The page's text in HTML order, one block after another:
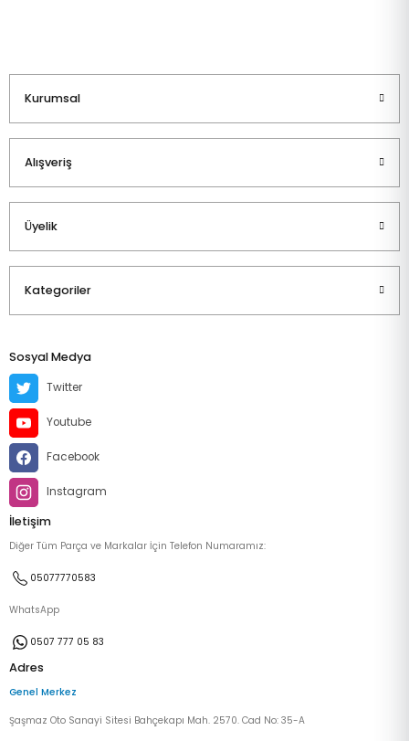
Kurumsal
Alışveriş
Üyelik
Kategoriler
Sosyal Medya
Twitter
Youtube
Facebook
Instagram
İletişim
Diğer Tüm Parça ve Markalar İçin Telefon Numaramız:
05077770583
WhatsApp
0507 777 05 83
Adres
Genel Merkez
Şaşmaz Oto Sanayi Sitesi Bahçekapı Mah. 2570. Cad No: 35-A